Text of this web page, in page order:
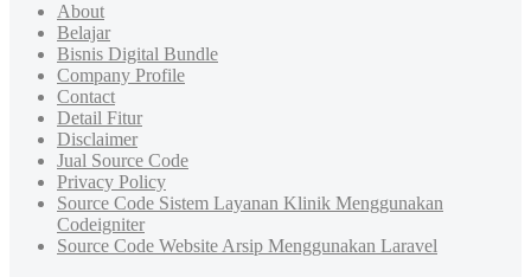
About
Belajar
Bisnis Digital Bundle
Company Profile
Contact
Detail Fitur
Disclaimer
Jual Source Code
Privacy Policy
Source Code Sistem Layanan Klinik Menggunakan
Codeigniter
Source Code Website Arsip Menggunakan Laravel